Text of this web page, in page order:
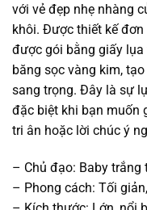
với vẻ đẹp nhẹ nhàng
khôi. Được thiết kế
được gói bằng giấy lụa
băng sọc vàng kim,
sang trọng. Đây là sự
đặc biệt khi bạn muốn
tri ân hoặc lời chúc ý
– Chủ đạo: Baby trắng
– Phong cách: Tối